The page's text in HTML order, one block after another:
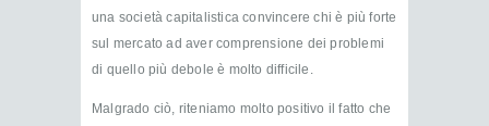
una società capitalistica convincere chi è più forte
sul mercato ad aver comprensione dei problemi
di quello più debole è molto difficile.
Malgrado ciò, riteniamo molto positivo il fatto che